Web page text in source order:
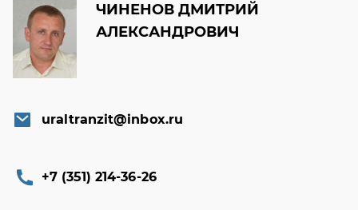
ЧИНЕНОВ ДМИТРИЙ
АЛЕКСАНДРОВИЧ
uraltranzit@inbox.ru
+7 (351) 214-36-26